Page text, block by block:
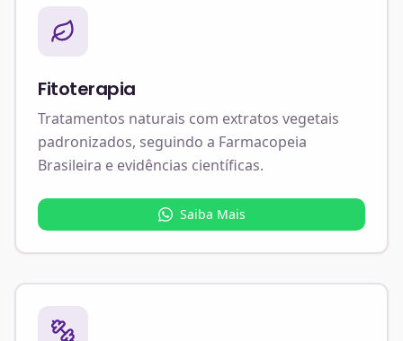
Fitoterapia
Tratamentos naturais com extratos vegetais
padronizados, seguindo a Farmacopeia
Brasileira e evidências científicas.
Saiba Mais